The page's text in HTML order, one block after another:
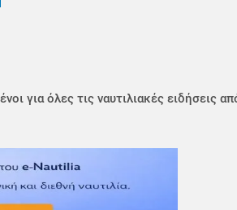
για όλες τις ναυτιλιακές ειδήσεις